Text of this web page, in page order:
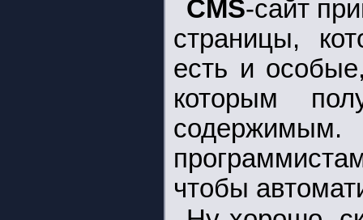
CMS-сайт
страницы,
есть и
которым
чтобы